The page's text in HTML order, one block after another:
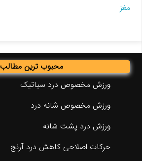
مغز
محبوب ترین مطالب
ورزش مخصوص درد سیاتیک
ورزش مخصوص شانه درد
ورزش درد پشت شانه
حرکات اصلاحی کاهش درد آرنج